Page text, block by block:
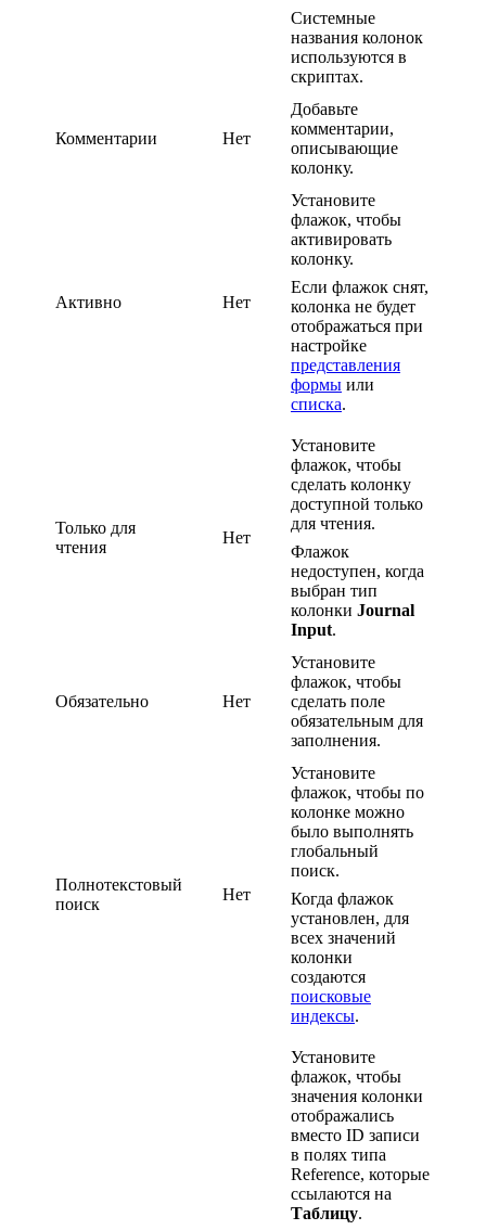
Системные
названия колонок
используются в
скриптах.
Комментарии Нет
Добавьте
комментарии,
описывающие
колонку.
Активно Нет
Установите
флажок, чтобы
активировать
колонку.
Если флажок снят,
колонка не будет
отображаться при
настройке
представления
формы или
списка.
Только для
чтения
Нет
Установите
флажок, чтобы
сделать колонку
доступной только
для чтения.
Флажок
недоступен, когда
выбран тип
колонки Journal
Input.
Обязательно Нет
Установите
флажок, чтобы
сделать поле
обязательным для
заполнения.
Полнотекстовый
поиск
Нет
Установите
флажок, чтобы по
колонке можно
было выполнять
глобальный
поиск.
Когда флажок
установлен, для
всех значений
колонки
создаются
поисковые
индексы.
Установите
флажок, чтобы
значения колонки
отображались
вместо ID записи
в полях типа
Reference, которые
ссылаются на
Таблицу.